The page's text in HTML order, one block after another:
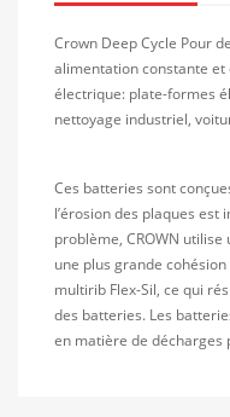
Crown Deep Cycle Pour
alimentation constante
électrique: plate-formes
nettoyage industriel,
Ces batteries sont
l’érosion des plaques
problème, CROWN
une plus grande
multirib Flex-Sil, ce qui
des batteries. Les
en matière de décharges